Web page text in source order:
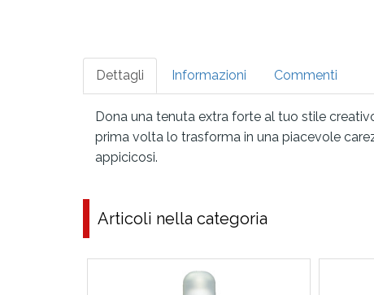
Dettagli Informazioni Commenti
Dona una tenuta extra forte al tuo stile
prima volta lo trasforma in una piacevole
appicicosi.
Articoli nella categoria